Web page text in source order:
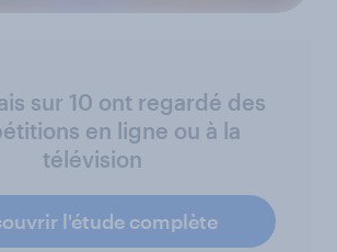
sur 10 ont regardé des
en ligne ou à la
télévision
l'étude complète